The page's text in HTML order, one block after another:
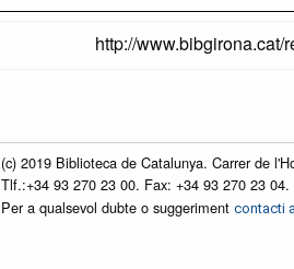
http://www.bibgirona.cat/
(c) 2019 Biblioteca de Catalunya. Carrer de
Tlf.:+34 93 270 23 00. Fax: +34 93 270 23 04.
Per a qualsevol dubte o suggeriment contacti